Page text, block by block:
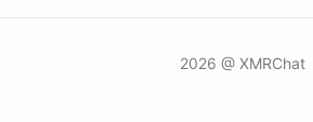
2026 @ XMRChat